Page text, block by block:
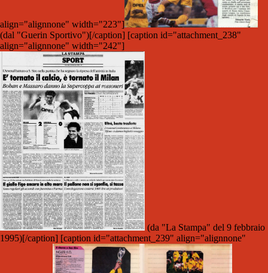
align="alignnone" width="223"]
(dal "Guerin Sportivo")[/caption] [caption id="attachment_238"
align="alignnone" width="242"]
(da "La Stampa" del 9 febbraio
1995)[/caption] [caption id="attachment_239" align="alignnone"